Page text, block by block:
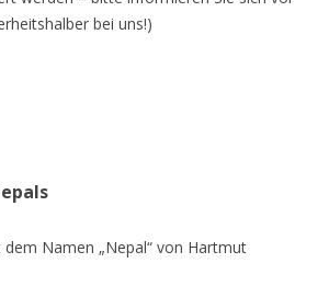
bei uns!)
Namen „Nepal“ von Hartmut